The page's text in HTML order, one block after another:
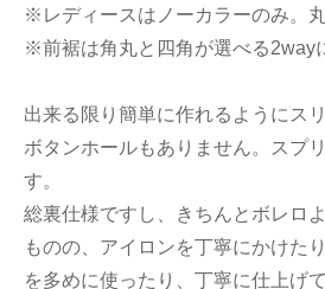
※レディースはノーカラーのみ。
※前裾は角丸と四角が選べる2way
出来る限り簡単に作れるようにス
ボタンホールもありません。スプ
す。
総裏仕様ですし、きちんとボレロ
ものの、アイロンを丁寧にかけた
を多めに使ったり、丁寧に仕上げ